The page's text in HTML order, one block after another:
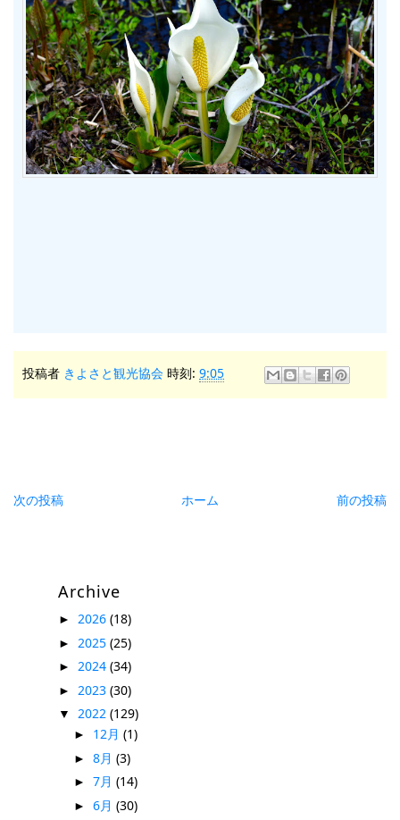
投稿者 きよさと観光協会 時刻: 9:05
次の投稿 前の投稿
ホーム
Archive
► 2026 (18)
► 2025 (25)
► 2024 (34)
► 2023 (30)
▼ 2022 (129)
► 12月 (1)
► 8月 (3)
► 7月 (14)
► 6月 (30)